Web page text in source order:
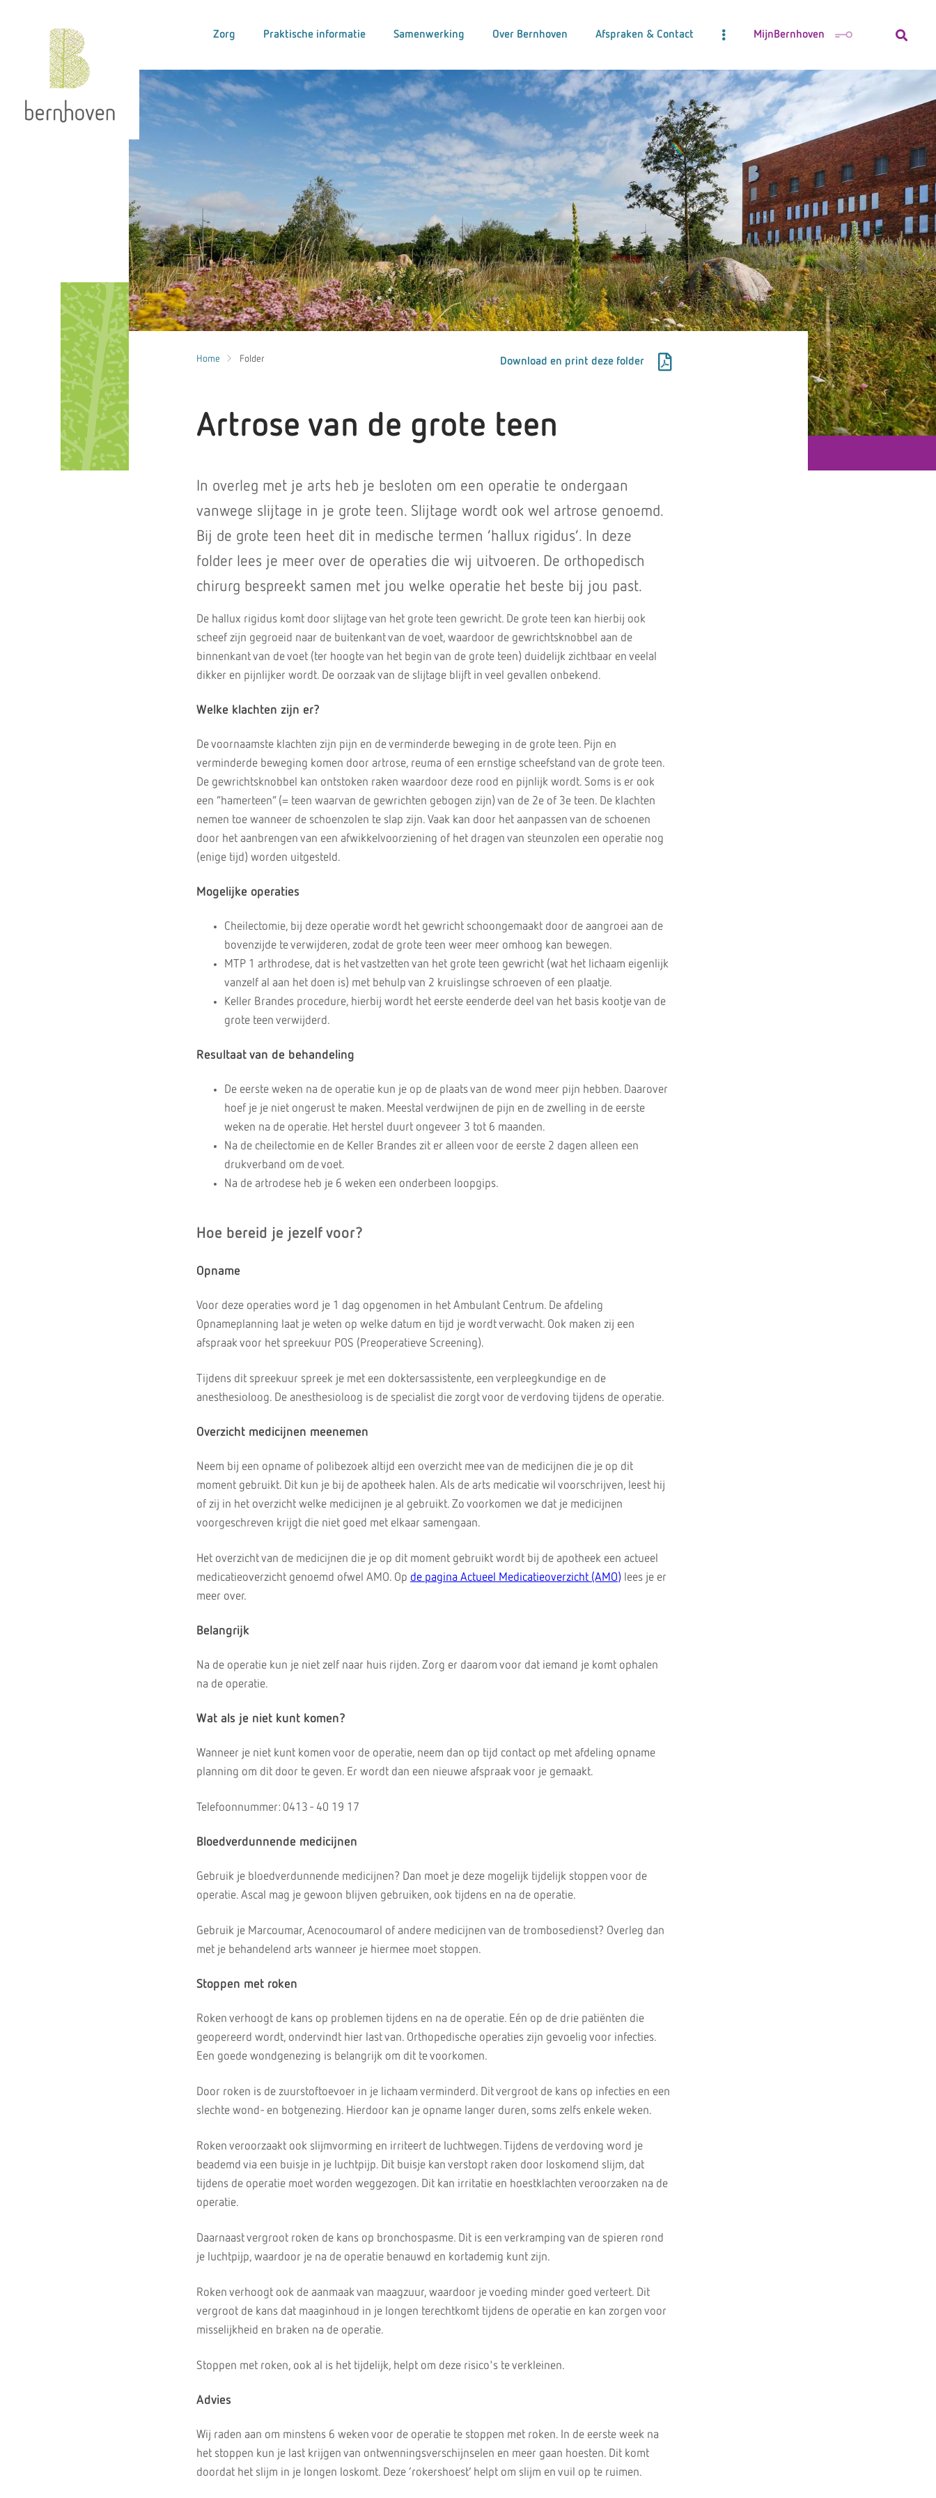
Zorg Praktische informatie Samenwerking Over Bernhoven Afspraken & Contact MijnBernhoven
Home Folder Download en print deze folder
Artrose van de grote teen
In overleg met je arts heb je besloten om een operatie te ondergaan
vanwege slijtage in je grote teen. Slijtage wordt ook wel artrose genoemd.
Bij de grote teen heet dit in medische termen ‘hallux rigidus’. In deze
folder lees je meer over de operaties die wij uitvoeren. De orthopedisch
chirurg bespreekt samen met jou welke operatie het beste bij jou past.
De hallux rigidus komt door slijtage van het grote teen gewricht. De grote teen kan hierbij ook
scheef zijn gegroeid naar de buitenkant van de voet, waardoor de gewrichtsknobbel aan de
binnenkant van de voet (ter hoogte van het begin van de grote teen) duidelijk zichtbaar en veelal
dikker en pijnlijker wordt. De oorzaak van de slijtage blijft in veel gevallen onbekend.
Welke klachten zijn er?
De voornaamste klachten zijn pijn en de verminderde beweging in de grote teen. Pijn en
verminderde beweging komen door artrose, reuma of een ernstige scheefstand van de grote teen.
De gewrichtsknobbel kan ontstoken raken waardoor deze rood en pijnlijk wordt. Soms is er ook
een “hamerteen” (= teen waarvan de gewrichten gebogen zijn) van de 2e of 3e teen. De klachten
nemen toe wanneer de schoenzolen te slap zijn. Vaak kan door het aanpassen van de schoenen
door het aanbrengen van een afwikkelvoorziening of het dragen van steunzolen een operatie nog
(enige tijd) worden uitgesteld.
Mogelijke operaties
Cheilectomie, bij deze operatie wordt het gewricht schoongemaakt door de aangroei aan de
bovenzijde te verwijderen, zodat de grote teen weer meer omhoog kan bewegen.
MTP 1 arthrodese, dat is het vastzetten van het grote teen gewricht (wat het lichaam eigenlijk
vanzelf al aan het doen is) met behulp van 2 kruislingse schroeven of een plaatje.
Keller Brandes procedure, hierbij wordt het eerste eenderde deel van het basis kootje van de
grote teen verwijderd.
Resultaat van de behandeling
De eerste weken na de operatie kun je op de plaats van de wond meer pijn hebben. Daarover
hoef je je niet ongerust te maken. Meestal verdwijnen de pijn en de zwelling in de eerste
weken na de operatie. Het herstel duurt ongeveer 3 tot 6 maanden.
Na de cheilectomie en de Keller Brandes zit er alleen voor de eerste 2 dagen alleen een
drukverband om de voet.
Na de artrodese heb je 6 weken een onderbeen loopgips.
Hoe bereid je jezelf voor?
Opname
Voor deze operaties word je 1 dag opgenomen in het Ambulant Centrum. De afdeling
Opnameplanning laat je weten op welke datum en tijd je wordt verwacht. Ook maken zij een
afspraak voor het spreekuur POS (Preoperatieve Screening).
Tijdens dit spreekuur spreek je met een doktersassistente, een verpleegkundige en de
anesthesioloog. De anesthesioloog is de specialist die zorgt voor de verdoving tijdens de operatie.
Overzicht medicijnen meenemen
Neem bij een opname of polibezoek altijd een overzicht mee van de medicijnen die je op dit
moment gebruikt. Dit kun je bij de apotheek halen. Als de arts medicatie wil voorschrijven, leest hij
of zij in het overzicht welke medicijnen je al gebruikt. Zo voorkomen we dat je medicijnen
voorgeschreven krijgt die niet goed met elkaar samengaan.
Het overzicht van de medicijnen die je op dit moment gebruikt wordt bij de apotheek een actueel
medicatieoverzicht genoemd ofwel AMO. Op de pagina Actueel Medicatieoverzicht (AMO) lees je er
meer over.
Belangrijk
Na de operatie kun je niet zelf naar huis rijden. Zorg er daarom voor dat iemand je komt ophalen
na de operatie.
Wat als je niet kunt komen?
Wanneer je niet kunt komen voor de operatie, neem dan op tijd contact op met afdeling opname
planning om dit door te geven. Er wordt dan een nieuwe afspraak voor je gemaakt.
Telefoonnummer: 0413 - 40 19 17
Bloedverdunnende medicijnen
Gebruik je bloedverdunnende medicijnen? Dan moet je deze mogelijk tijdelijk stoppen voor de
operatie. Ascal mag je gewoon blijven gebruiken, ook tijdens en na de operatie.
Gebruik je Marcoumar, Acenocoumarol of andere medicijnen van de trombosedienst? Overleg dan
met je behandelend arts wanneer je hiermee moet stoppen.
Stoppen met roken
Roken verhoogt de kans op problemen tijdens en na de operatie. Eén op de drie patiënten die
geopereerd wordt, ondervindt hier last van. Orthopedische operaties zijn gevoelig voor infecties.
Een goede wondgenezing is belangrijk om dit te voorkomen.
Door roken is de zuurstoftoevoer in je lichaam verminderd. Dit vergroot de kans op infecties en een
slechte wond- en botgenezing. Hierdoor kan je opname langer duren, soms zelfs enkele weken.
Roken veroorzaakt ook slijmvorming en irriteert de luchtwegen. Tijdens de verdoving word je
beademd via een buisje in je luchtpijp. Dit buisje kan verstopt raken door loskomend slijm, dat
tijdens de operatie moet worden weggezogen. Dit kan irritatie en hoestklachten veroorzaken na de
operatie.
Daarnaast vergroot roken de kans op bronchospasme. Dit is een verkramping van de spieren rond
je luchtpijp, waardoor je na de operatie benauwd en kortademig kunt zijn.
Roken verhoogt ook de aanmaak van maagzuur, waardoor je voeding minder goed verteert. Dit
vergroot de kans dat maaginhoud in je longen terechtkomt tijdens de operatie en kan zorgen voor
misselijkheid en braken na de operatie.
Stoppen met roken, ook al is het tijdelijk, helpt om deze risico's te verkleinen.
Advies
Wij raden aan om minstens 6 weken voor de operatie te stoppen met roken. In de eerste week na
het stoppen kun je last krijgen van ontwenningsverschijnselen en meer gaan hoesten. Dit komt
doordat het slijm in je longen loskomt. Deze ‘rokershoest’ helpt om slijm en vuil op te ruimen.